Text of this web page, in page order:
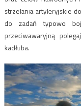
strzelania artyleryjskie
do zadań typowo
przeciwawaryjną
kadłuba.